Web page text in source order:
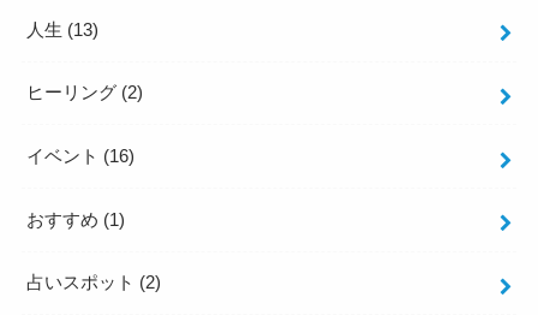
人生 (13)
ヒーリング (2)
イベント (16)
おすすめ (1)
占いスポット (2)